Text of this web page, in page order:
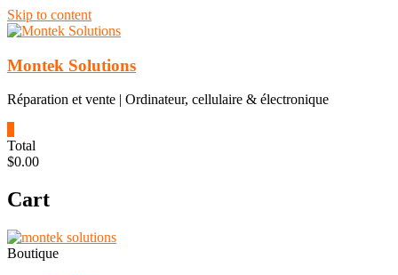
Skip to content
Montek Solutions
Réparation et vente | Ordinateur, cellulaire & électronique
Total
$0.00
Cart
Boutique